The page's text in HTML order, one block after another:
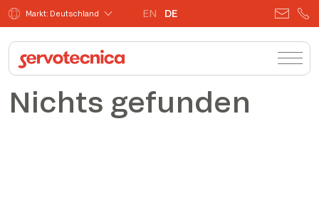
Markt: Deutschland EN DE
Nichts gefunden